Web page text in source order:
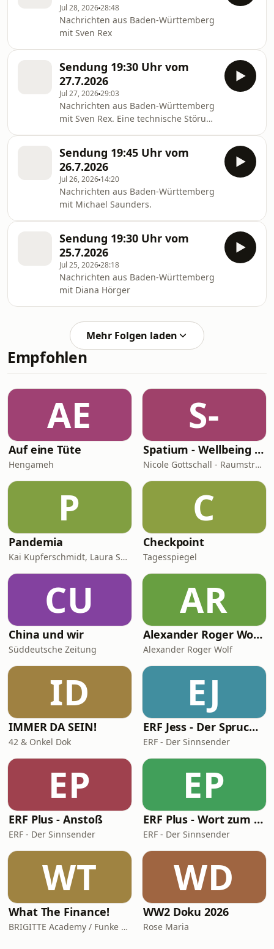
Jul 28, 202628:48
Nachrichten aus Baden-Württemberg
mit Sven Rex
Sendung 19:30 Uhr vom
27.7.2026
Jul 27, 202629:03
Nachrichten aus Baden-Württemberg
mit Sven Rex. Eine technische Störung
Sendung 19:45 Uhr vom
26.7.2026
Jul 26, 2026 14:20
Nachrichten aus Baden-Württemberg
mit Michael Saunders.
Sendung 19:30 Uhr vom
25.7.2026
Jul 25, 202628:18
Nachrichten aus Baden-Württemberg
mit Diana Hörger
Mehr Folgen laden
Empfohlen
AE
Auf eine Tüte
Hengameh
S-
Spatium - Wellbeing für Herz, Hirn & Raum
Nicole Gottschall - Raumstrategin & Wellbeing-Botschafterin
P
Pandemia
Kai Kupferschmidt, Laura Salm-Reifferscheidt
C
Checkpoint
Tagesspiegel
CU
China und wir
Süddeutsche Zeitung
AR
Alexander Roger Wolf - 🎙 Get the Job – Der Podcast für starke Präsenz vor der Kamera & auf Social Media
Alexander Roger Wolf
ID
IMMER DA SEIN!
42 & Onkel Dok
EJ
ERF Jess - Der Spruch des Tages
ERF - Der Sinnsender
EP
ERF Plus - Anstoß
ERF - Der Sinnsender
EP
ERF Plus - Wort zum Tag
ERF - Der Sinnsender
WT
What The Finance!
BRIGITTE Academy / Funke Woman, People & Family GmbH
WD
WW2 Doku 2026
Rose Maria